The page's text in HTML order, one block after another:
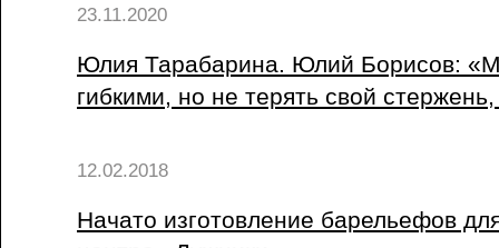
23.11.2020
Юлия Тарабарина. Юлий Борисов:
гибкими, но не терять свой
12.02.2018
Начато изготовление барельефов